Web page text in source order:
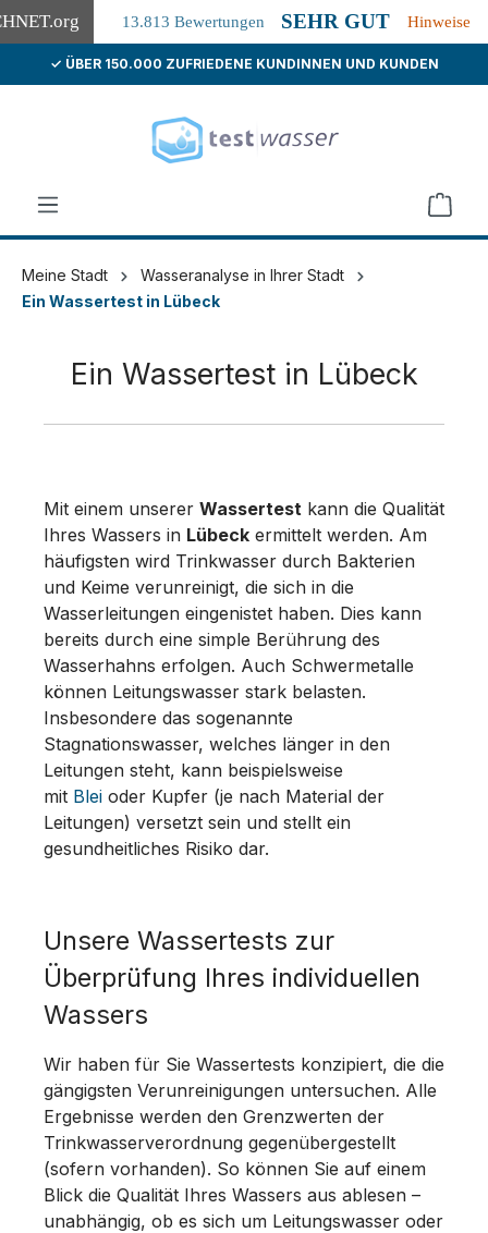
.org 13.813 Bewertungen SEHR GUT Hinweise
springen
✓ ÜBER 150.000 ZUFRIEDENE KUNDINNEN UND KUNDEN
Meine Stadt
Wasseranalyse in Ihrer Stadt
Ein Wassertest in Lübeck
Ein Wassertest in Lübeck
Mit einem unserer Wassertest kann die Qualität
Ihres Wassers in Lübeck ermittelt werden. Am
häufigsten wird Trinkwasser durch Bakterien
und Keime verunreinigt, die sich in die
Wasserleitungen eingenistet haben. Dies kann
bereits durch eine simple Berührung des
Wasserhahns erfolgen. Auch Schwermetalle
können Leitungswasser stark belasten.
Insbesondere das sogenannte
Stagnationswasser, welches länger in den
Leitungen steht, kann beispielsweise
mit Blei oder Kupfer (je nach Material der
Leitungen) versetzt sein und stellt ein
gesundheitliches Risiko dar.
Unsere Wassertests zur
Überprüfung Ihres individuellen
Wassers
Wir haben für Sie Wassertests konzipiert, die die
gängigsten Verunreinigungen untersuchen. Alle
Ergebnisse werden den Grenzwerten der
Trinkwasserverordnung gegenübergestellt
(sofern vorhanden). So können Sie auf einem
Blick die Qualität Ihres Wassers aus ablesen –
unabhängig, ob es sich um Leitungswasser oder